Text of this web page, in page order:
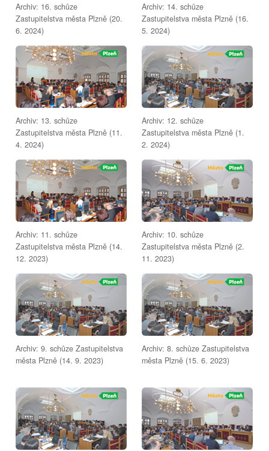
Archiv: 16. schůze
Zastupitelstva města Plzně (20.
6. 2024)
Archiv: 14. schůze
Zastupitelstva města Plzně (16.
5. 2024)
Archiv: 13. schůze
Zastupitelstva města Plzně (11.
4. 2024)
Archiv: 12. schůze
Zastupitelstva města Plzně (1.
2. 2024)
Archiv: 11. schůze
Zastupitelstva města Plzně (14.
12. 2023)
Archiv: 10. schůze
Zastupitelstva města Plzně (2.
11. 2023)
Archiv: 9. schůze Zastupitelstva
města Plzně (14. 9. 2023)
Archiv: 8. schůze Zastupitelstva
města Plzně (15. 6. 2023)